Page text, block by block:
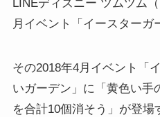
LINEディズニー ツムツム
月イベント「イースターガ
その2018年4月イベント「
いガーデン」に「黄色い手
を合計10個消そう」が登